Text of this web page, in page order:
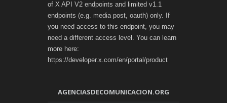
of X API V2 endpoints and limited v1.1
endpoints (e.g. media post, oauth) only. If
you need access to this endpoint, you may
need a different access level. You can learn
more here:
https://developer.x.com/en/portal/product
AGENCIASDECOMUNICACION.ORG